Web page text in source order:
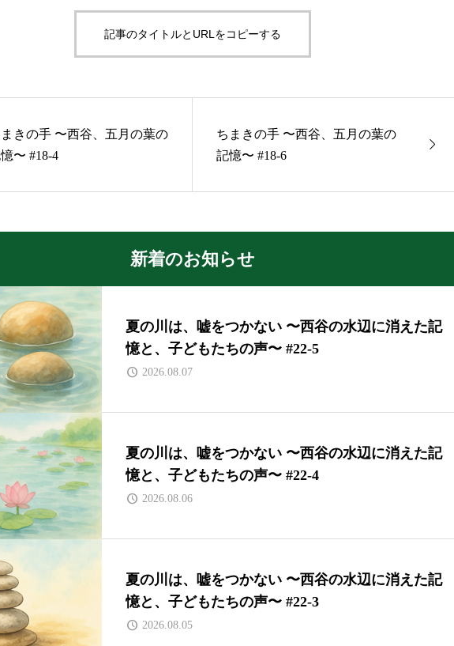
記事のタイトルとURLをコピーする
きの手 〜西谷、五月の葉の
〜 #18-4
ちまきの手 〜西谷、五月の葉の
記憶〜 #18-6

新着のお知らせ
夏の川は、嘘をつかない 〜西谷の水辺に消えた記
憶と、子どもたちの声〜 #22-5
2026.08.07
夏の川は、嘘をつかない 〜西谷の水辺に消えた記
憶と、子どもたちの声〜 #22-4
2026.08.06
夏の川は、嘘をつかない 〜西谷の水辺に消えた記
憶と、子どもたちの声〜 #22-3
2026.08.05